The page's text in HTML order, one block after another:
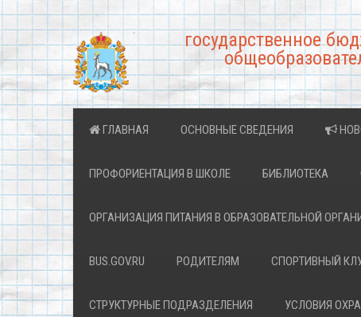
государственное
ГЛАВНАЯ ОСНОВНЫЕ СВЕДЕНИЯ
ПРОФОРИЕНТАЦИЯ В ШКОЛЕ БИБЛИОТЕКА
ОРГАНИЗАЦИЯ ПИТАНИЯ В ОБРАЗОВАТЕЛЬНОЙ
BUS.GOV.RU РОДИТЕЛЯМ СПОРТИВНЫЙ
СТРУКТУРНЫЕ ПОДРАЗДЕЛЕНИЯ УСЛОВИЯ